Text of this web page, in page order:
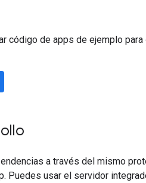
código de apps de ejemplo
a través del mismo
Puedes usar el servidor